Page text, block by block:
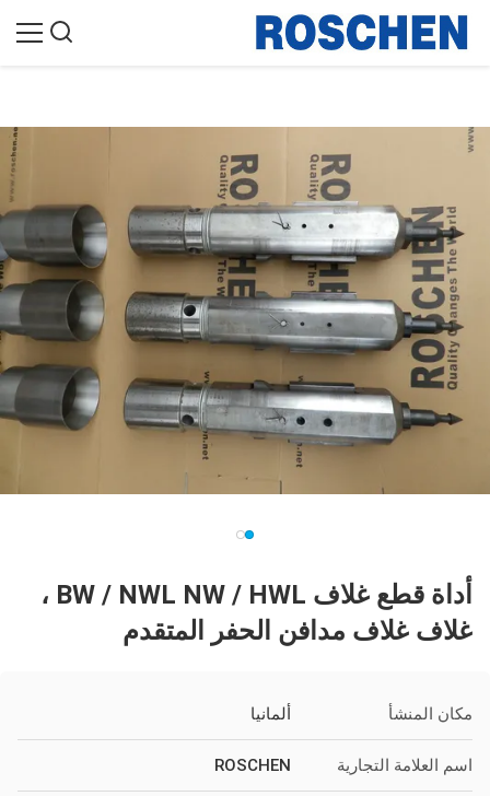
أداة قطع غلاف BW / NWL NW / HWL ،
غلاف غلاف مدافن الحفر المتقدم
مكان المنشأ ألمانيا
اسم العلامة التجارية ROSCHEN